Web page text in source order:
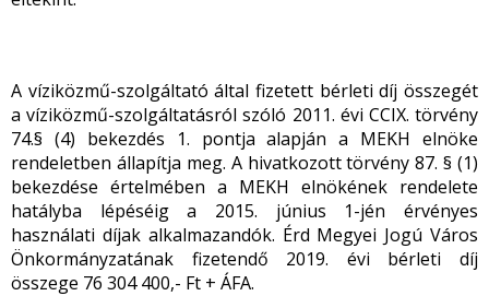
A víziközmű-szolgáltató által fizetett bérleti díj összegét
a víziközmű-szolgáltatásról szóló 2011. évi CCIX. törvény
74.§ (4) bekezdés 1. pontja alapján a MEKH elnöke
rendeletben állapítja meg. A hivatkozott törvény 87. § (1)
bekezdése értelmében a MEKH elnökének rendelete
hatályba lépéséig a 2015. június 1-jén érvényes
használati díjak alkalmazandók. Érd Megyei Jogú Város
Önkormányzatának fizetendő 2019. évi bérleti díj
összege 76 304 400,- Ft + ÁFA.